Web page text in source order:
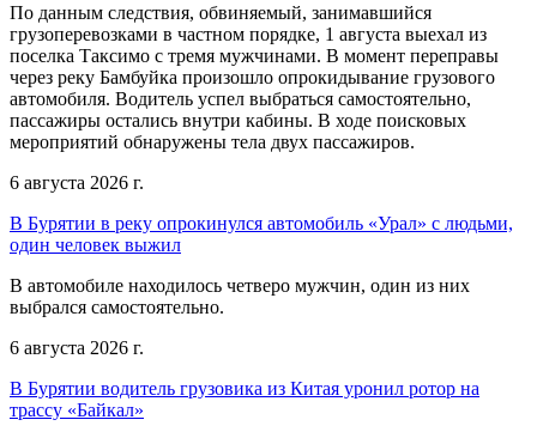
По данным следствия, обвиняемый, занимавшийся
грузоперевозками в частном порядке, 1 августа выехал из
поселка Таксимо с тремя мужчинами. В момент переправы
через реку Бамбуйка произошло опрокидывание грузового
автомобиля. Водитель успел выбраться самостоятельно,
пассажиры остались внутри кабины. В ходе поисковых
мероприятий обнаружены тела двух пассажиров.
6 августа 2026 г.
В Бурятии в реку опрокинулся автомобиль «Урал» с людьми,
один человек выжил
В автомобиле находилось четверо мужчин, один из них
выбрался самостоятельно.
6 августа 2026 г.
В Бурятии водитель грузовика из Китая уронил ротор на
трассу «Байкал»